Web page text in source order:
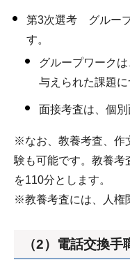
第3次選考 グルー
す。
グループワーク
与えられた課題に
面接考査は、個別
※なお、教養考査、作
験も可能です。教養考
を110分とします。
※教養考査には、人権
（2）電話交換手